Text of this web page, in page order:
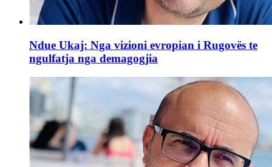
Ndue Ukaj: Nga vizioni evropian i Rugovës te
ngulfatja nga demagogjia